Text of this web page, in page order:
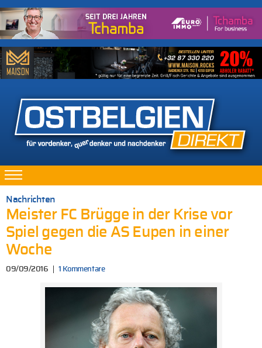
Nachrichten
Meister FC Brügge in der Krise vor
Spiel gegen die AS Eupen in einer
Woche
09/09/2016 1 Kommentare